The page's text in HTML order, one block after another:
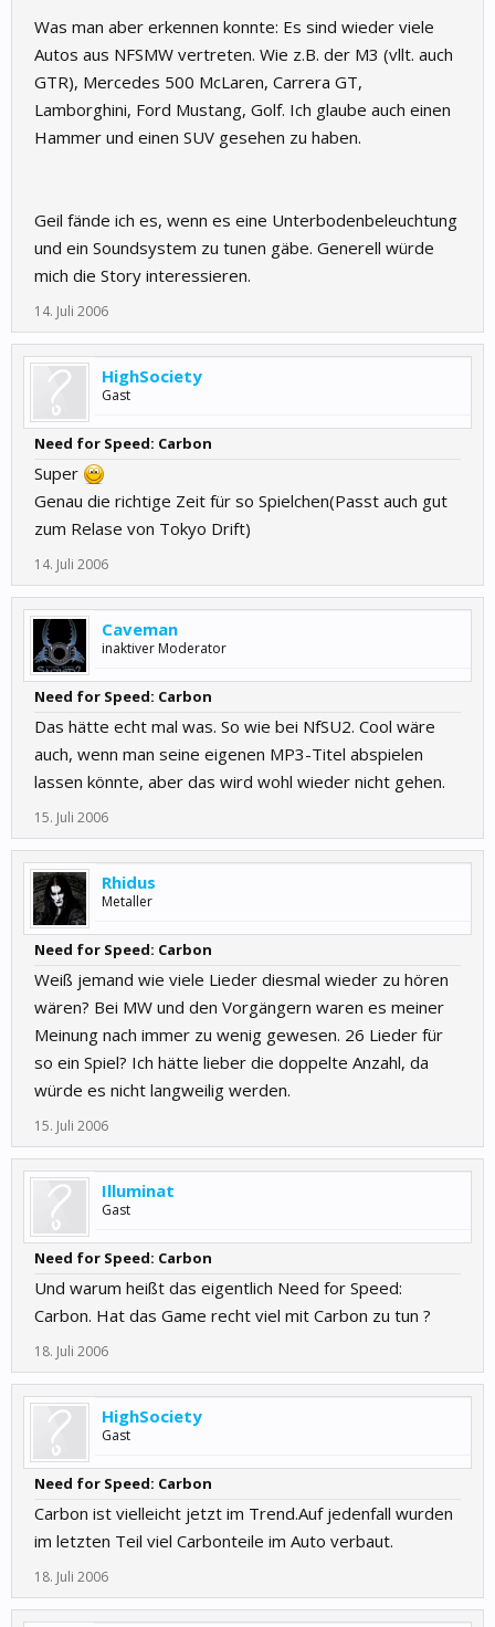
Was man aber erkennen konnte: Es sind wieder viele
Autos aus NFSMW vertreten. Wie z.B. der M3 (vllt. auch
GTR), Mercedes 500 McLaren, Carrera GT,
Lamborghini, Ford Mustang, Golf. Ich glaube auch einen
Hammer und einen SUV gesehen zu haben.
Geil fände ich es, wenn es eine Unterbodenbeleuchtung
und ein Soundsystem zu tunen gäbe. Generell würde
mich die Story interessieren.
14. Juli 2006
HighSociety
Gast
Need for Speed: Carbon
Super
Genau die richtige Zeit für so Spielchen(Passt auch gut
zum Relase von Tokyo Drift)
14. Juli 2006
Caveman
inaktiver Moderator
Need for Speed: Carbon
Das hätte echt mal was. So wie bei NfSU2. Cool wäre
auch, wenn man seine eigenen MP3-Titel abspielen
lassen könnte, aber das wird wohl wieder nicht gehen.
15. Juli 2006
Rhidus
Metaller
Need for Speed: Carbon
Weiß jemand wie viele Lieder diesmal wieder zu hören
wären? Bei MW und den Vorgängern waren es meiner
Meinung nach immer zu wenig gewesen. 26 Lieder für
so ein Spiel? Ich hätte lieber die doppelte Anzahl, da
würde es nicht langweilig werden.
15. Juli 2006
Illuminat
Gast
Need for Speed: Carbon
Und warum heißt das eigentlich Need for Speed:
Carbon. Hat das Game recht viel mit Carbon zu tun ?
18. Juli 2006
HighSociety
Gast
Need for Speed: Carbon
Carbon ist vielleicht jetzt im Trend.Auf jedenfall wurden
im letzten Teil viel Carbonteile im Auto verbaut.
18. Juli 2006